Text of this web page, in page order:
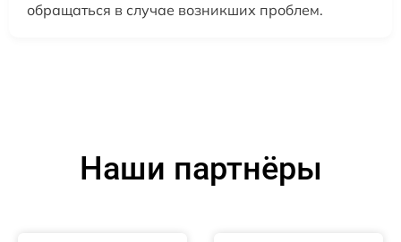
обращаться в случае возникших проблем.
Наши партнёры